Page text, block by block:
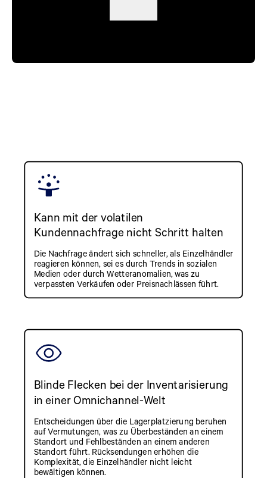
Kann mit der volatilen
Kundennachfrage nicht Schritt halten
Die Nachfrage ändert sich schneller, als Einzelhändler
reagieren können, sei es durch Trends in sozialen
Medien oder durch Wetteranomalien, was zu
verpassten Verkäufen oder Preisnachlässen führt.
Blinde Flecken bei der Inventarisierung
in einer Omnichannel-Welt
Entscheidungen über die Lagerplatzierung beruhen
auf Vermutungen, was zu Überbeständen an einem
Standort und Fehlbeständen an einem anderen
Standort führt. Rücksendungen erhöhen die
Komplexität, die Einzelhändler nicht leicht
bewältigen können.